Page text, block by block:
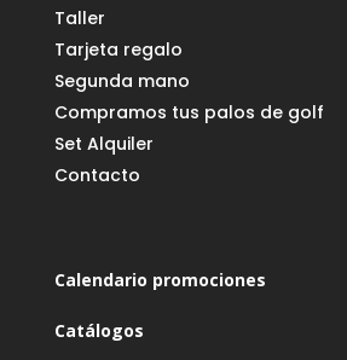
Taller
Tarjeta regalo
Segunda mano
Compramos tus palos de golf
Set Alquiler
Contacto
Calendario promociones
Catálogos